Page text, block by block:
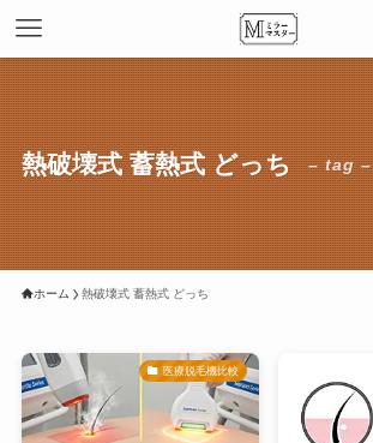
熱破壊式 蓄熱式 どっち – tag –
ホーム 熱破壊式 蓄熱式 どっち
医療脱毛機比較